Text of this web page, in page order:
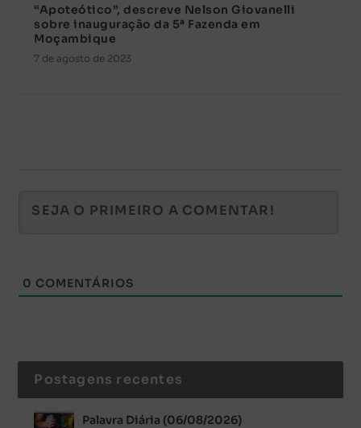
“Apoteótico”, descreve Nelson Giovanelli
sobre inauguração da 5ª Fazenda em
Moçambique
7 de agosto de 2023
0 COMENTÁRIOS
Postagens recentes
Palavra Diária (06/08/2026)